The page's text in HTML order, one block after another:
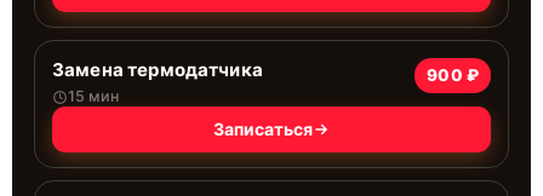
Замена термодатчика
15 мин
900 ₽
Записаться